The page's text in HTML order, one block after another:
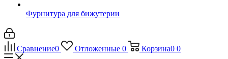
Фурнитура для бижутерии
Сравнение0 Отложенные 0 Корзина0 0